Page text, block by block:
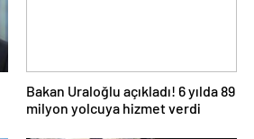
Bakan Uraloğlu açıkladı! 6 yılda 89
milyon yolcuya hizmet verdi